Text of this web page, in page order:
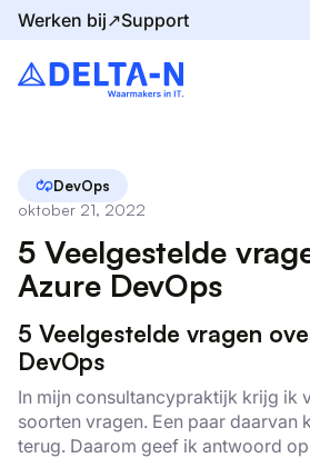
Werken bij↗Support
Home Blog 5 Veelgestelde vragen over
DevOps
oktober 21, 2022
5 Veelgestelde
Azure DevOps
5 Veelgestelde vragen
DevOps
In mijn consultancypraktijk krijg ik
soorten vragen. Een paar daarvan
terug. Daarom geef ik antwoord